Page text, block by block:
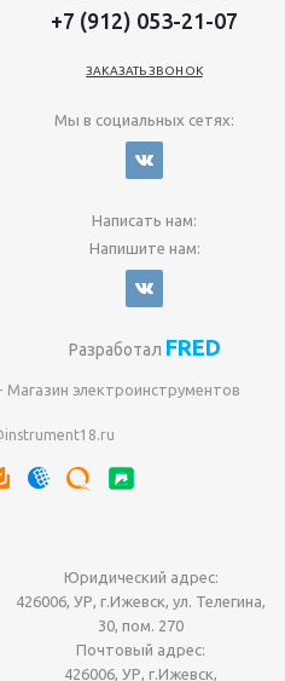
+7 (912) 053-21-07
ЗАКАЗАТЬ ЗВОНОК
Мы в социальных сетях:
Написать нам:
Напишите нам:
Разработал FRED
электроинструментов
Юридический адрес:
426006, УР, г.Ижевск, ул. Телегина,
30, пом. 270
Почтовый адрес:
426006, УР, г.Ижевск,